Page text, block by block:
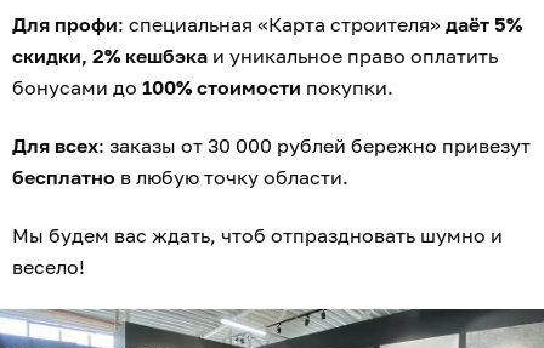
Для профи: специальная «Карта строителя» даёт 5%
скидки, 2% кешбэка и уникальное право оплатить
бонусами до 100% стоимости покупки.
Для всех: заказы от 30 000 рублей бережно привезут
бесплатно в любую точку области.
Мы будем вас ждать, чтоб отпраздновать шумно и
весело!